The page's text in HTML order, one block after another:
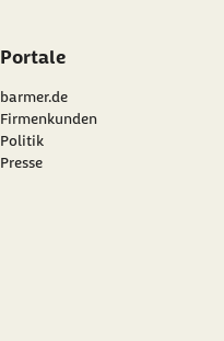
Portale
barmer.de
Firmenkunden
Politik
Presse